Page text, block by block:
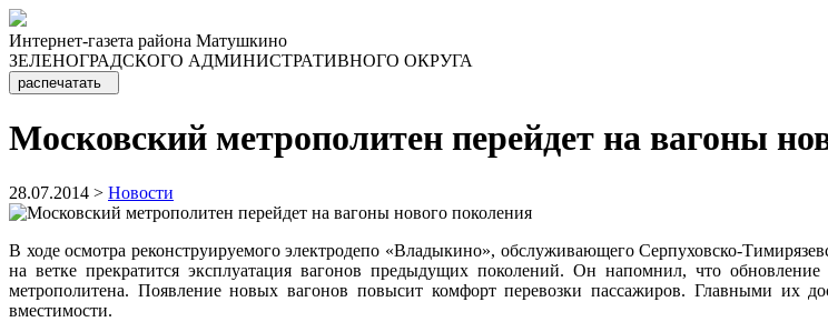
Интернет-газета района Матушкино
ЗЕЛЕНОГРАДСКОГО АДМИНИСТРАТИВНОГО ОКРУГА
распечатать
Московский метрополитен перейдет на вагоны
28.07.2014 > Новости
В ходе осмотра реконструируемого электродепо «Владыкино», обслуживающего Серпуховско-
на ветке прекратится эксплуатация вагонов предыдущих поколений. Он напомнил, что
метрополитена. Появление новых вагонов повысит комфорт перевозки пассажиров. Главными их
вместимости.